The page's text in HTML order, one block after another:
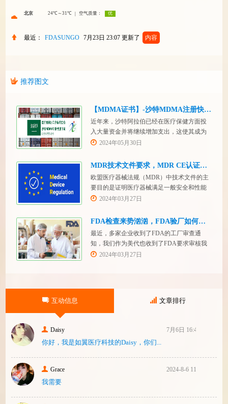
最近： FDASUNGO 7月23日 23:07 更新了 内容
推荐图文
【MDMA证书】-沙特MDMA注册快速下证
近年来，沙特阿拉伯已经在医疗保健方面投
入大量资金并将继续增加支出，这使其成为
医疗设备制造商感兴趣的市场。然而，想要
管要求，即他们必须在沙特阿拉伯获得其设
务，FDASUNGO全球合规业务版图再添新模
块。F
2024年05月30日
MDR技术文件要求，MDR CE认证办理
欧盟医疗器械法规（MDR）中技术文件的主
要目的是证明医疗器械满足一般安全和性能
要求。无论类别如何，所有医疗设备都必须
有关技术文件的要求。MDR技术文档结构：
2024年03月27日
FDA检查来势汹汹，FDA验厂如何应对？
最近，多家企业收到了FDA的工厂审查通
知，我们作为美代也收到了FDA要求审核我
们客户验厂的通知邮件。起因是2023年12
2024年03月27日
互动信息 文章排行
Daisy 7月6日 16:47
你好，我是如翼医疗科技的Daisy，你们...
Grace 2024-8-6 11:14
我需要